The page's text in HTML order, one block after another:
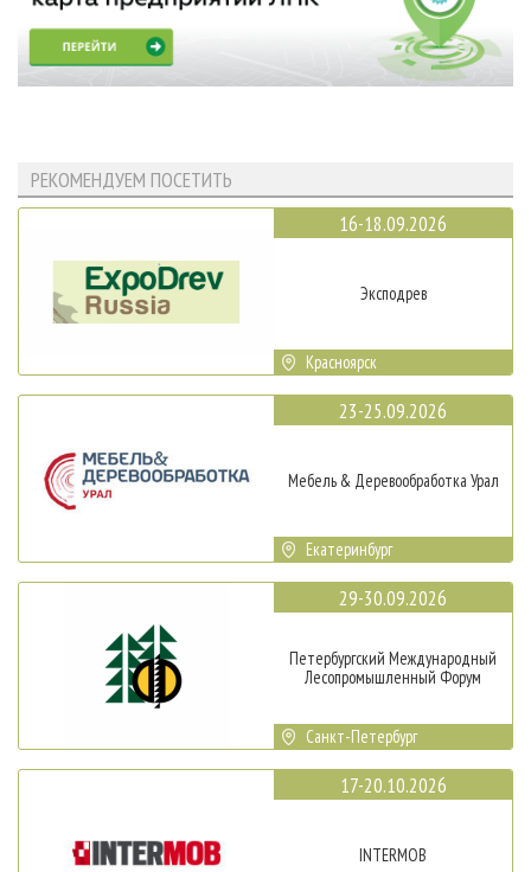
РЕКОМЕНДУЕМ ПОСЕТИТЬ
16-18.09.2026
Эксподрев
Красноярск
23-25.09.2026
Мебель & Деревообработка Урал
Екатеринбург
29-30.09.2026
Петербургский Международный
Лесопромышленный Форум
Санкт-Петербург
17-20.10.2026
INTERMOB